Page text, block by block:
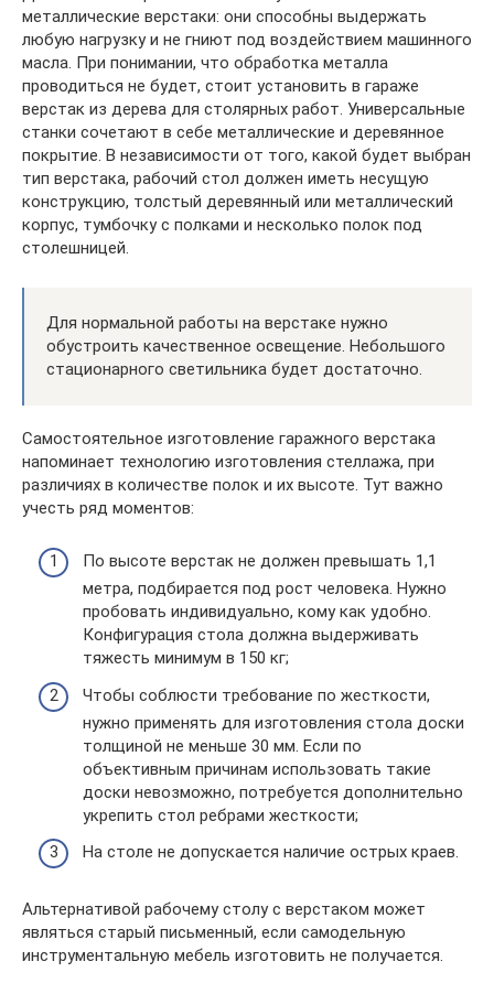
металлические верстаки: они способны выдержать
любую нагрузку и не гниют под воздействием машинного
масла. При понимании, что обработка металла
проводиться не будет, стоит установить в гараже
верстак из дерева для столярных работ. Универсальные
станки сочетают в себе металлические и деревянное
покрытие. В независимости от того, какой будет выбран
тип верстака, рабочий стол должен иметь несущую
конструкцию, толстый деревянный или металлический
корпус, тумбочку с полками и несколько полок под
столешницей.
Для нормальной работы на верстаке нужно
обустроить качественное освещение. Небольшого
стационарного светильника будет достаточно.
Самостоятельное изготовление гаражного верстака
напоминает технологию изготовления стеллажа, при
различиях в количестве полок и их высоте. Тут важно
учесть ряд моментов:
По высоте верстак не должен превышать 1,1
метра, подбирается под рост человека. Нужно
пробовать индивидуально, кому как удобно.
Конфигурация стола должна выдерживать
тяжесть минимум в 150 кг;
Чтобы соблюсти требование по жесткости,
нужно применять для изготовления стола доски
толщиной не меньше 30 мм. Если по
объективным причинам использовать такие
доски невозможно, потребуется дополнительно
укрепить стол ребрами жесткости;
На столе не допускается наличие острых краев.
Альтернативой рабочему столу с верстаком может
являться старый письменный, если самодельную
инструментальную мебель изготовить не получается.